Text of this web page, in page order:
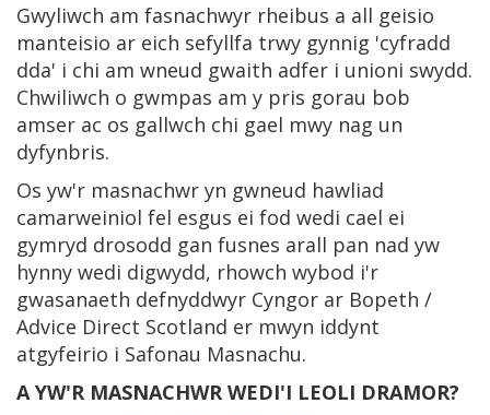
Gwyliwch am fasnachwyr rheibus a all geisio
manteisio ar eich sefyllfa trwy gynnig 'cyfradd
dda' i chi am wneud gwaith adfer i unioni swydd.
Chwiliwch o gwmpas am y pris gorau bob
amser ac os gallwch chi gael mwy nag un
dyfynbris.
Os yw'r masnachwr yn gwneud hawliad
camarweiniol fel esgus ei fod wedi cael ei
gymryd drosodd gan fusnes arall pan nad yw
hynny wedi digwydd, rhowch wybod i'r
gwasanaeth defnyddwyr Cyngor ar Bopeth /
Advice Direct Scotland er mwyn iddynt
atgyfeirio i Safonau Masnachu.
A YW'R MASNACHWR WEDI'I LEOLI DRAMOR?